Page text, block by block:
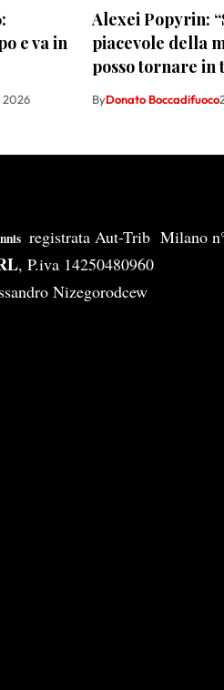
e va in
2026
Alexei Popyrin:
piacevole della
posso tornare in
ByDonato Boccadifuoco
registrata Aut-Trib Milano
, P.iva 14250480960
Nizegorodcew